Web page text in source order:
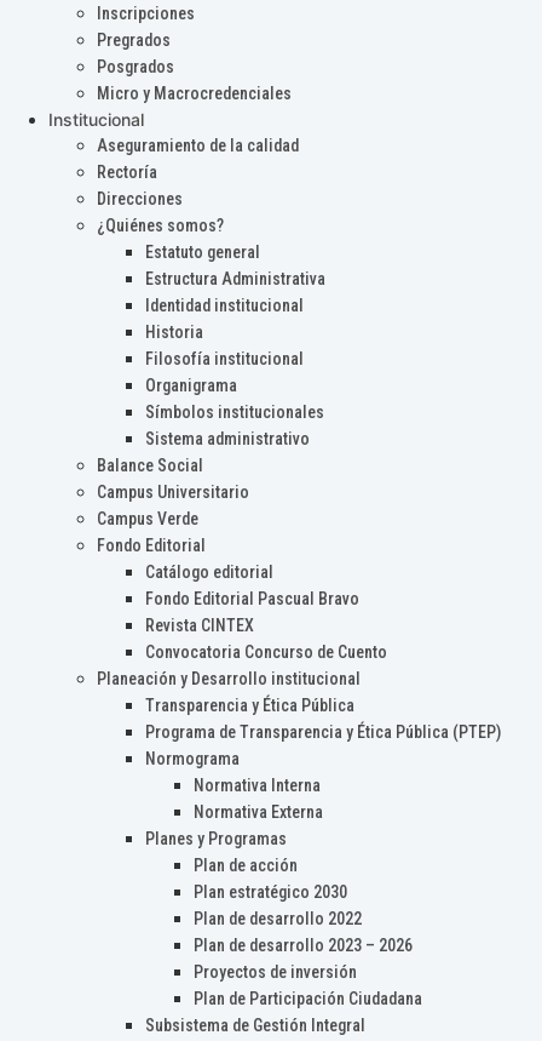
Inscripciones
Pregrados
Posgrados
Micro y Macrocredenciales
Institucional
Aseguramiento de la calidad
Rectoría
Direcciones
¿Quiénes somos?
Estatuto general
Estructura Administrativa
Identidad institucional
Historia
Filosofía institucional
Organigrama
Símbolos institucionales
Sistema administrativo
Balance Social
Campus Universitario
Campus Verde
Fondo Editorial
Catálogo editorial
Fondo Editorial Pascual Bravo
Revista CINTEX
Convocatoria Concurso de Cuento
Planeación y Desarrollo institucional
Transparencia y Ética Pública
Programa de Transparencia y Ética Pública (PTEP)
Normograma
Normativa Interna
Normativa Externa
Planes y Programas
Plan de acción
Plan estratégico 2030
Plan de desarrollo 2022
Plan de desarrollo 2023 – 2026
Proyectos de inversión
Plan de Participación Ciudadana
Subsistema de Gestión Integral